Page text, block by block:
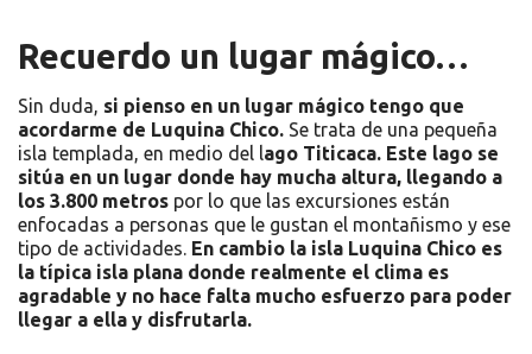
Recuerdo un lugar mágico…
Sin duda, si pienso en un lugar mágico tengo que
acordarme de Luquina Chico. Se trata de una pequeña
isla templada, en medio del l ago Titicaca. Este lago se
sitúa en un lugar donde hay mucha altura, llegando a
los 3.800 metros por lo que las excursiones están
enfocadas a personas que le gustan el montañismo y ese
tipo de actividades. En cambio la isla Luquina Chico es
la típica isla plana donde realmente el clima es
agradable y no hace falta mucho esfuerzo para poder
llegar a ella y disfrutarla.